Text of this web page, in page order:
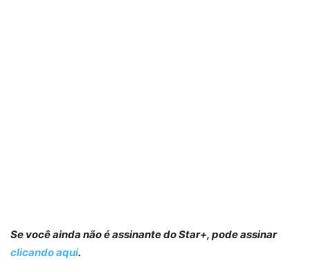
Se você ainda não é assinante do Star+, pode assinar
clicando aqui.